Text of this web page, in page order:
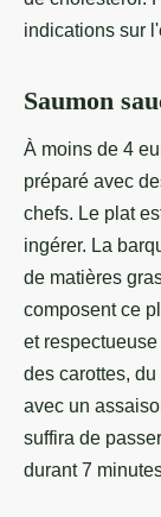
indications sur
Saumon
À moins de 4
préparé avec
chefs. Le plat
ingérer. La
de matières
composent ce
et
des carottes,
avec un
suffira de
durant 7